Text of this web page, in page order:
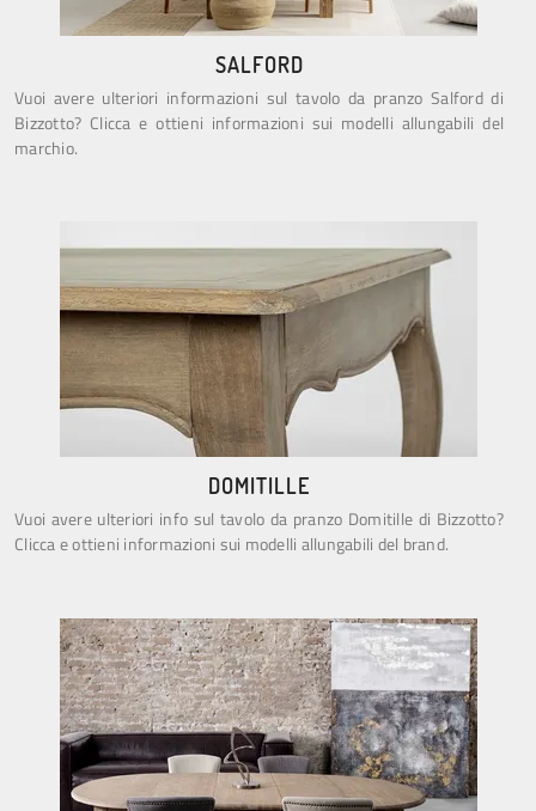
SALFORD
Vuoi avere ulteriori informazioni sul tavolo da pranzo Salford di
Bizzotto? Clicca e ottieni informazioni sui modelli allungabili del
marchio.
DOMITILLE
Vuoi avere ulteriori info sul tavolo da pranzo Domitille di Bizzotto?
Clicca e ottieni informazioni sui modelli allungabili del brand.